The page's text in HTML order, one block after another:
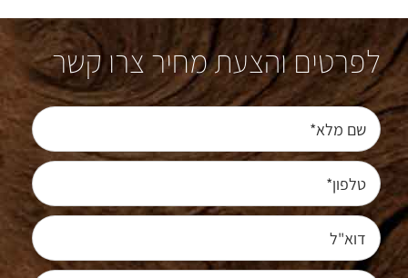
לפרטים והצעת מחיר צרו קשר
שם מלא*
טלפון*
דוא"ל
מיקום בארץ*